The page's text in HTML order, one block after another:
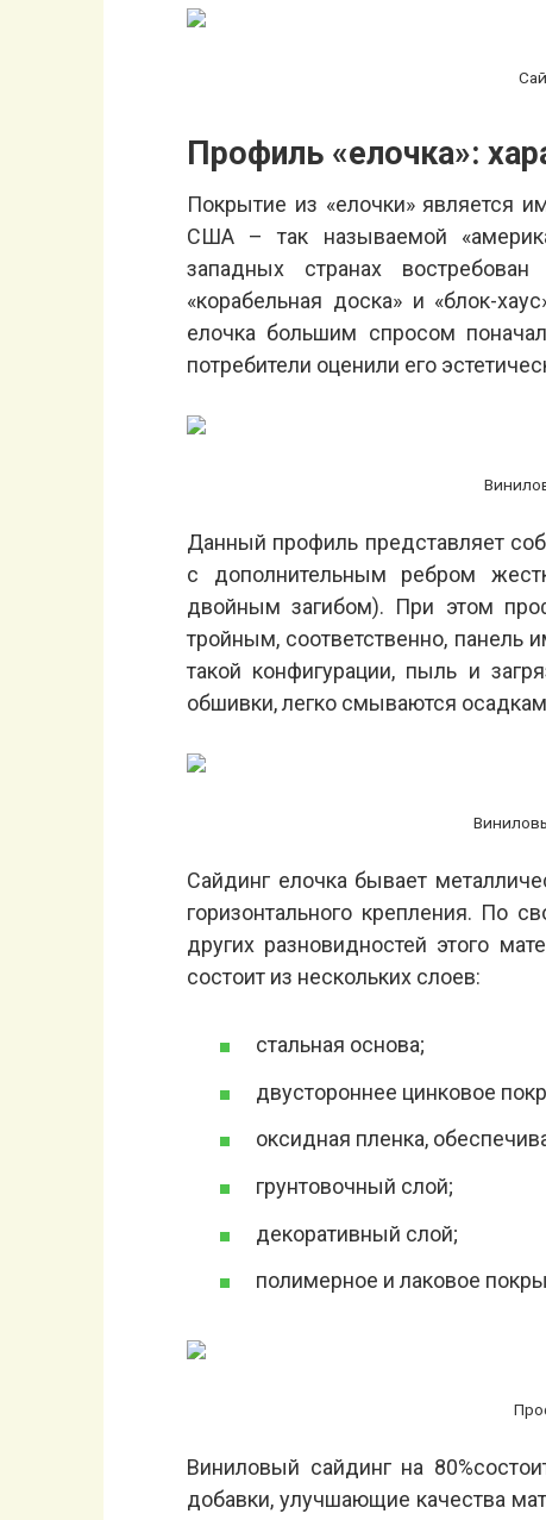
Профиль «елочка»:
Покрытие из «елочки» является
США – так называемой
западных странах
«корабельная доска» и «блок-
елочка большим спросом
потребители оценили его
Данный профиль представляет
с дополнительным ребром
двойным загибом). При этом
тройным, соответственно, панель
такой конфигурации, пыль и
обшивки, легко смываются
Сайдинг елочка бывает
горизонтального крепления. По
других разновидностей этого
состоит из нескольких слоев:
стальная основа;
двустороннее цинковое
оксидная пленка,
грунтовочный слой;
декоративный слой;
полимерное и лаковое
Виниловый сайдинг на
добавки, улучшающие качества